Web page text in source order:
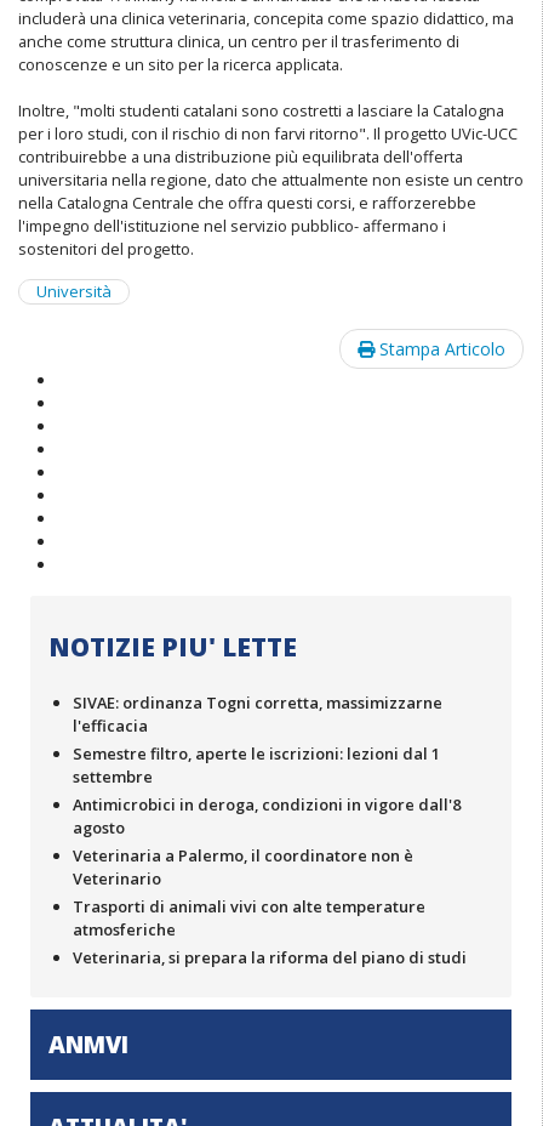
includerà una clinica veterinaria, concepita come spazio didattico, ma
anche come struttura clinica, un centro per il trasferimento di
conoscenze e un sito per la ricerca applicata.
Inoltre, "molti studenti catalani sono costretti a lasciare la Catalogna
per i loro studi, con il rischio di non farvi ritorno". Il progetto UVic-UCC
contribuirebbe a una distribuzione più equilibrata dell'offerta
universitaria nella regione, dato che attualmente non esiste un centro
nella Catalogna Centrale che offra questi corsi, e rafforzerebbe
l'impegno dell'istituzione nel servizio pubblico- affermano i
sostenitori del progetto.
Università
Stampa Articolo
NOTIZIE PIU' LETTE
SIVAE: ordinanza Togni corretta, massimizzarne
l'efficacia
Semestre filtro, aperte le iscrizioni: lezioni dal 1
settembre
Antimicrobici in deroga, condizioni in vigore dall'8
agosto
Veterinaria a Palermo, il coordinatore non è
Veterinario
Trasporti di animali vivi con alte temperature
atmosferiche
Veterinaria, si prepara la riforma del piano di studi
ANMVI